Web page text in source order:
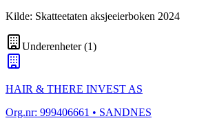
Kilde: Skatteetaten aksjeeierboken 2024
Underenheter(1)
HAIR & THERE INVEST AS
Org.nr: 999406661 • SANDNES